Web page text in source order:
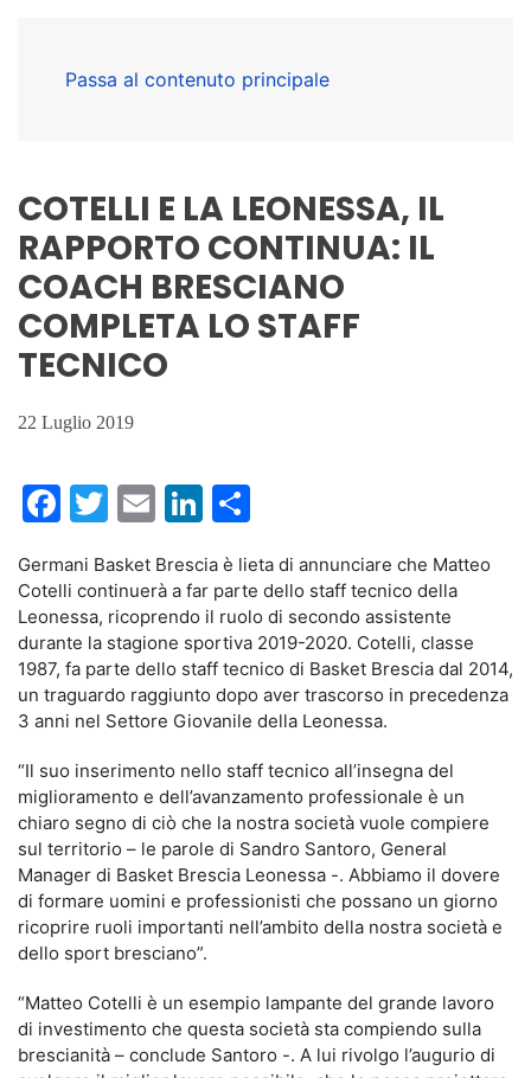
Passa al contenuto principale
COTELLI E LA LEONESSA, IL
RAPPORTO CONTINUA: IL
COACH BRESCIANO
COMPLETA LO STAFF
TECNICO
22 Luglio 2019
Facebook
Twitter
EmailLinkedIn
Germani Basket Brescia è lieta di annunciare che Matteo
Cotelli continuerà a far parte dello staff tecnico della
Leonessa, ricoprendo il ruolo di secondo assistente
durante la stagione sportiva 2019-2020. Cotelli, classe
1987, fa parte dello staff tecnico di Basket Brescia dal 2014,
un traguardo raggiunto dopo aver trascorso in precedenza
3 anni nel Settore Giovanile della Leonessa.
“Il suo inserimento nello staff tecnico all’insegna del
miglioramento e dell’avanzamento professionale è un
chiaro segno di ciò che la nostra società vuole compiere
sul territorio – le parole di Sandro Santoro, General
Manager di Basket Brescia Leonessa -. Abbiamo il dovere
di formare uomini e professionisti che possano un giorno
ricoprire ruoli importanti nell’ambito della nostra società e
dello sport bresciano”.
“Matteo Cotelli è un esempio lampante del grande lavoro
di investimento che questa società sta compiendo sulla
brescianità – conclude Santoro -. A lui rivolgo l’augurio di